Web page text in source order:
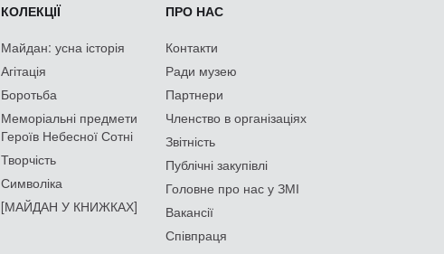
КОЛЕКЦІЇ
Майдан: усна історія
Агітація
Боротьба
Меморіальні предмети
Героїв Небесної Сотні
Творчість
Символіка
[МАЙДАН У КНИЖКАХ]
ПРО НАС
Контакти
Ради музею
Партнери
Членство в організаціях
Звітність
Публічні закупівлі
Головне про нас у ЗМІ
Вакансії
Співпраця